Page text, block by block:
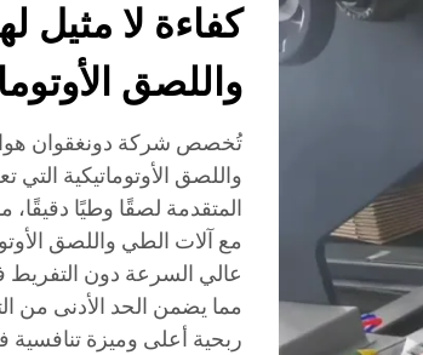
كفاءة لا مثيل
واللصق
تُخصص شركة دونغقوان
واللصق الأوتوماتيكية التي
المتقدمة لصقًا وطيًا
مع آلات الطي واللصق
عالي السرعة دون التفريط
مما يضمن الحد الأدنى من
ربحية أعلى وميزة